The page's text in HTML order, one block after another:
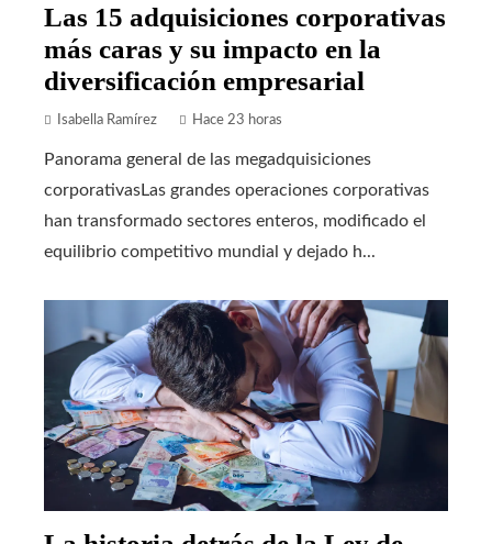
Las 15 adquisiciones corporativas
más caras y su impacto en la
diversificación empresarial
Isabella Ramírez Hace 23 horas
Panorama general de las megadquisiciones
corporativasLas grandes operaciones corporativas
han transformado sectores enteros, modificado el
equilibrio competitivo mundial y dejado h...